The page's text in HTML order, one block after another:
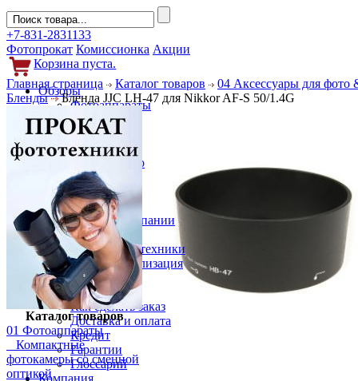
+7-831-2831133
Фотопрокат Комиссионка Акции
Корзина пуста.
Обзоры
Фотоаппараты
Объективы
Фильтры
Новости
Фото и видео
Гаджеты
Аксессуары
Слухи
Новости компании
Услуги
Прокат фототехники
Выкуп и реализация
Покупателям
Акции
Как сделать заказ
Доставка и оплата
Кредит
Гарантии
Глоссарий
Компания
Главная страница Каталог товаров
04 Аксессуары для фото
Бленды
Бленда JJC LH-47 для Nikkor AF-S 50/1.4G
Каталог товаров
01 Фотоаппараты
Компактные
фотокамеры со сменной
оптикой